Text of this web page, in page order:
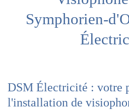
Symphorien-
DSM Électricité : votre
l'installation de